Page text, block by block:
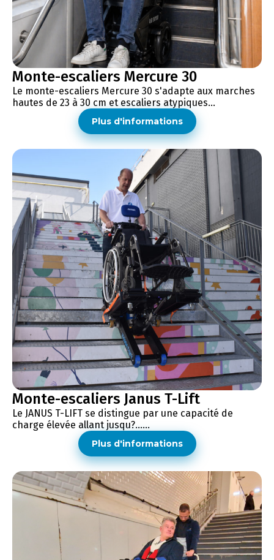
Monte-escaliers Mercure 30
Le monte-escaliers Mercure 30 s'adapte aux marches
hautes de 23 à 30 cm et escaliers atypiques...
Plus d'informations
Monte-escaliers Janus T-Lift
Le JANUS T-LIFT se distingue par une capacité de
charge élevée allant jusqu?......
Plus d'informations